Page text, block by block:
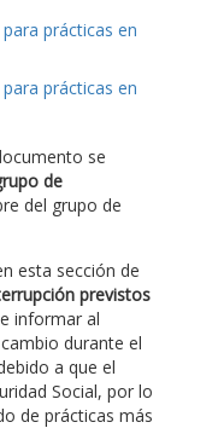
prácticas en
prácticas en
se
de
del grupo de
esta sección de
previstos
informar al
durante el
a que el
Social, por lo
de prácticas más